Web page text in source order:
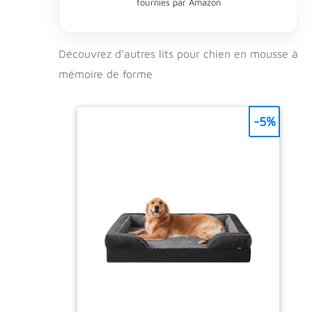
chiens qui
faire l'endroit de
mélangé en
microfibre conçu
pour être durable
Découvrez d’autres lits pour chien en mousse à
mémoire de forme
-5%